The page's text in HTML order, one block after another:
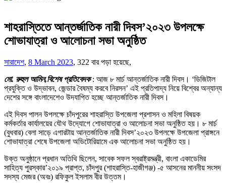
শাহরাস্তিতে আন্তর্জাতিক নারী দিবস’২০২৩ উপলক্ষে
শোভাযাত্রা ও আলোচনা সভা অনুষ্ঠিত
সারাদেশ, 8 March 2023, 322 বার পড়া হয়েছে,
মো. রুহুল আমিন,বিশেষ প্রতিবেদক: আজ ৮ মার্চ আন্তর্জাতিক নারী দিবস। ‘ডিজিটাল
প্রযুক্তি ও উদ্ভাবন, জেন্ডার বৈষম্য করবে নিরসন’ এই প্রতিপাদ্য নিয়ে বিশ্বের অন্যান্য
দেশের সঙ্গে বাংলাদেশেও উদযাপিত হচ্ছে আন্তর্জাতিক নারী দিবস।
এই দিবস পালন উপলক্ষে চাঁদপুরের শাহরাস্তি উপজেলা প্রশাসন ও মহিলা বিষয়ক
কর্মকর্তার কার্যালয়ের যৌথ উদ্যোগে শোভাযাত্রা ও আলোচনা সভা অনুষ্ঠিত হয়। ৮ মার্চ
(বুধবার) বেলা সাড়ে এগারটায় আন্তর্জাতিক নারী দিবস’২০২৩ উপলক্ষে উপজেলা প্রাঙ্গনে
শোভাযাত্রা শেষে উপজেলা অডিটোরিয়ামে এক আলোচনা সভা অনুষ্ঠিত হয়।
উক্ত অনুষ্ঠানে প্রধান অতিথি ছিলেন, সাবেক সফল স্বরাষ্ট্রমন্ত্রী, বাংলা একাডেমির
সাহিত্য পুরস্কার’২০১৯ প্রাপ্ত, চাঁদপুর (শাহরাস্তি-হাজীগঞ্জ) -৫ আসনের মাননীয় সংসদ
সদস্য মেজর (অবঃ) রফিকুল ইসলাম বীর উত্তম।